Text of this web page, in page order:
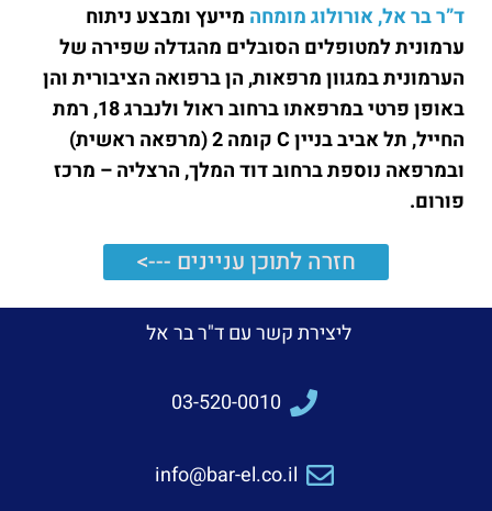
ד”ר בר אל, אורולוג מומחה מייעץ ומבצע ניתוח
ערמונית למטופלים הסובלים מהגדלה שפירה של
הערמונית במגוון מרפאות, הן ברפואה הציבורית והן
באופן פרטי במרפאתו
ברחוב ראול ולנברג 18, רמת
החייל, תל אביב בניין C קומה 2 (מרפאה ראשית)
ובמרפאה נוספת ברחוב דוד המלך, הרצליה – מרכז
פורום.
חזרה לתוכן עניינים --->
ליצירת קשר עם ד"ר בר אל
03-520-0010
info@bar-el.co.il